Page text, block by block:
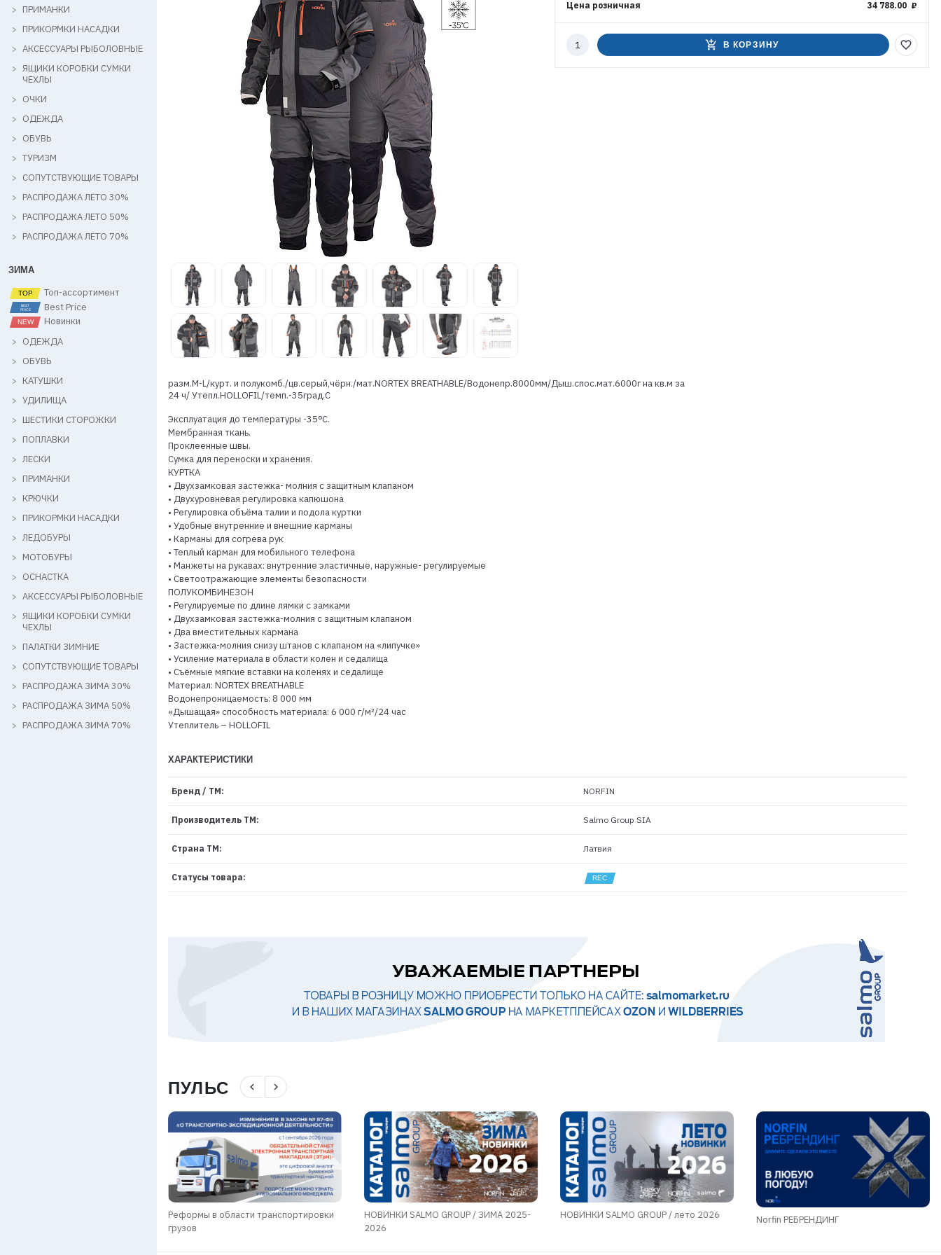
ЭЛЕКТРОННАЯ ПОЧТА (ЛОГИН)
ПАРОЛЬ
РЕГИСТРАЦИЯ ОПТ
РЕГИСТРАЦИЯ РОЗНИЦА
ПРИМАНКИ
ПРИКОРМКИ НАСАДКИ
АКСЕССУАРЫ РЫБОЛОВНЫЕ
ЯЩИКИ КОРОБКИ СУМКИ
ЧЕХЛЫ
ОЧКИ
ОДЕЖДА
ОБУВЬ
ТУРИЗМ
СОПУТСТВУЮЩИЕ ТОВАРЫ
РАСПРОДАЖА ЛЕТО 30%
РАСПРОДАЖА ЛЕТО 50%
РАСПРОДАЖА ЛЕТО 70%
ЗИМА
Топ-ассортимент
Best Price
Новинки
ОДЕЖДА
ОБУВЬ
КАТУШКИ
УДИЛИЩА
ШЕСТИКИ СТОРОЖКИ
ПОПЛАВКИ
ЛЕСКИ
ПРИМАНКИ
КРЮЧКИ
ПРИКОРМКИ НАСАДКИ
ЛЕДОБУРЫ
МОТОБУРЫ
ОСНАСТКА
АКСЕССУАРЫ РЫБОЛОВНЫЕ
ЯЩИКИ КОРОБКИ СУМКИ
ЧЕХЛЫ
ПАЛАТКИ ЗИМНИЕ
СОПУТСТВУЮЩИЕ ТОВАРЫ
РАСПРОДАЖА ЗИМА 30%
РАСПРОДАЖА ЗИМА 50%
РАСПРОДАЖА ЗИМА 70%
Цена розничная 34 788.00 ₽
Количество
add_shopping_cart В КОРЗИНУ favorite_border
разм.M-L/курт. и полукомб./цв.серый,чёрн./мат.NORTEX BREATHABLE/Водонепр.8000мм/Дыш.спос.мат.6000г на кв.м за
24 ч/ Утепл.HOLLOFIL/темп.-35град.С
Эксплуатация до температуры -35ᵒC.
Мембранная ткань.
Проклеенные швы.
Сумка для переноски и хранения.
КУРТКА
• Двухзамковая застежка- молния с защитным клапаном
• Двухуровневая регулировка капюшона
• Регулировка объёма талии и подола куртки
• Удобные внутренние и внешние карманы
• Карманы для согрева рук
• Теплый карман для мобильного телефона
• Манжеты на рукавах: внутренние эластичные, наружные- регулируемые
• Светоотражающие элементы безопасности
ПОЛУКОМБИНЕЗОН
• Регулируемые по длине лямки с замками
• Двухзамковая застежка-молния с защитным клапаном
• Два вместительных кармана
• Застежка-молния снизу штанов с клапаном на «липучке»
• Усиление материала в области колен и седалища
• Съёмные мягкие вставки на коленях и седалище
Материал: NORTEX BREATHABLE
Водонепроницаемость: 8 000 мм
«Дышащая» способность материала: 6 000 г/м²/24 час
Утеплитель – HOLLOFIL
ХАРАКТЕРИСТИКИ
Бренд / ТМ: NORFIN
Производитель ТМ: Salmo Group SIA
Страна ТМ: Латвия
Статусы товара:
ПУЛЬС navigate_before navigate_next
Реформы в области транспортировки
грузов
НОВИНКИ SALMO GROUP / ЗИМА 2025-
2026
НОВИНКИ SALMO GROUP / лето 2026 Norfin РЕБРЕНДИНГ